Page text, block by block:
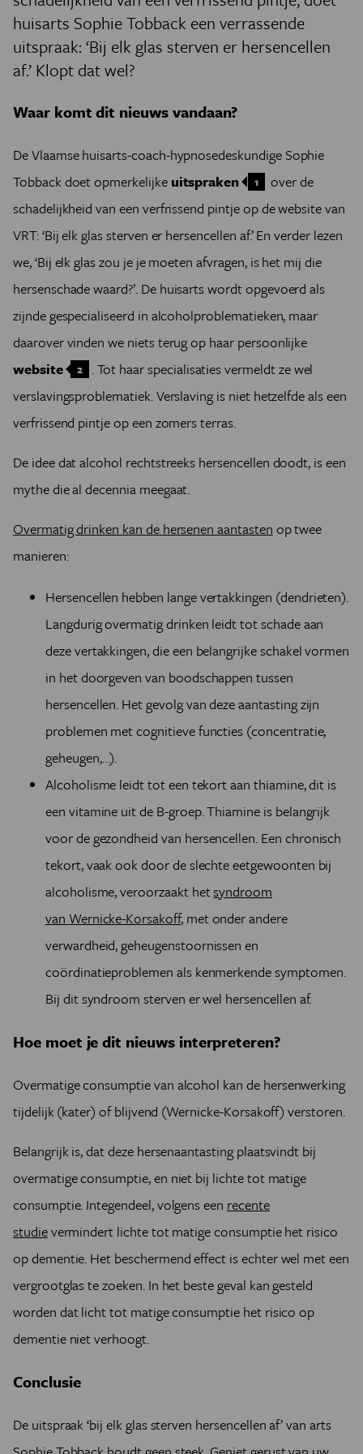
huisarts Sophie Tobback een verrassende
uitspraak: ‘Bij elk glas sterven er hersencellen
af.’ Klopt dat wel?
Waar komt dit nieuws vandaan?
De Vlaamse huisarts-coach-hypnosedeskundige Sophie
Tobback doet opmerkelijke uitspraken 1
over de
schadelijkheid van een verfrissend pintje op de website van
VRT: ‘Bij elk glas sterven er hersencellen af.’ En verder lezen
we, ‘Bij elk glas zou je je moeten afvragen, is het mij die
hersenschade waard?’. De huisarts wordt opgevoerd als
zijnde gespecialiseerd in alcoholproblematieken, maar
daarover vinden we niets terug op haar persoonlijke
website
2
. Tot haar specialisaties vermeldt ze wel
verslavingsproblematiek. Verslaving is niet hetzelfde als een
verfrissend pintje op een zomers terras.
De idee dat alcohol rechtstreeks hersencellen doodt, is een
mythe die al decennia meegaat.
Overmatig drinken kan de hersenen aantasten op twee
manieren:
Hersencellen hebben lange vertakkingen (dendrieten).
Langdurig overmatig drinken leidt tot schade aan
deze vertakkingen, die een belangrijke schakel vormen
in het doorgeven van boodschappen tussen
hersencellen. Het gevolg van deze aantasting zijn
problemen met cognitieve functies (concentratie,
geheugen,…).
Alcoholisme leidt tot een tekort aan thiamine, dit is
een vitamine uit de B-groep. Thiamine is belangrijk
voor de gezondheid van hersencellen. Een chronisch
tekort, vaak ook door de slechte eetgewoonten bij
alcoholisme, veroorzaakt hetsyndroom
van Wernicke-Korsakoff, met onder andere
verwardheid, geheugenstoornissen en
coördinatieproblemen als kenmerkende symptomen.
Bij dit syndroom sterven er wel hersencellen af.
Hoe moet je dit nieuws interpreteren?
Overmatige consumptie van alcohol kan de hersenwerking
tijdelijk (kater) of blijvend (Wernicke-Korsakoff) verstoren.
Belangrijk is, dat deze hersenaantasting plaatsvindt bij
overmatige consumptie, en niet bij lichte tot matige
consumptie. Integendeel, volgens een recente
studievermindert lichte tot matige consumptie het risico
op dementie. Het beschermend effect is echter wel met een
vergrootglas te zoeken. In het beste geval kan gesteld
worden dat licht tot matige consumptie het risico op
dementie niet verhoogt.
Conclusie
De uitspraak ‘bij elk glas sterven hersencellen af’ van arts